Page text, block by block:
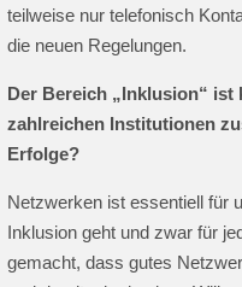
teilweise nur telefonisch
die neuen Regelungen.
Der Bereich „Inklusion“ ist
zahlreichen Institutionen
Erfolge?
Netzwerken ist essentiell für
Inklusion geht und zwar für
gemacht, dass gutes